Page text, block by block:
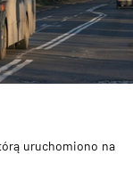
uruchomiono na